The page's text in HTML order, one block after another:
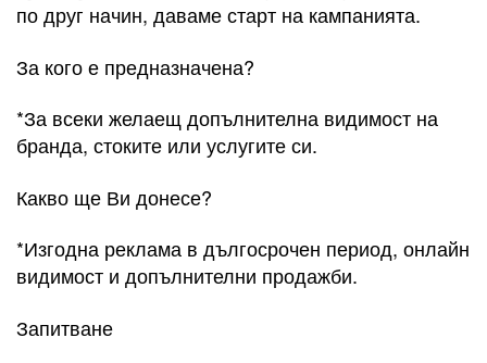
по друг начин, даваме старт на кампанията.
За кого е предназначена?
*За всеки желаещ допълнителна видимост на
бранда, стоките или услугите си.
Какво ще Ви донесе?
*Изгодна реклама в дългосрочен период, онлайн
видимост и допълнителни продажби.
Запитване